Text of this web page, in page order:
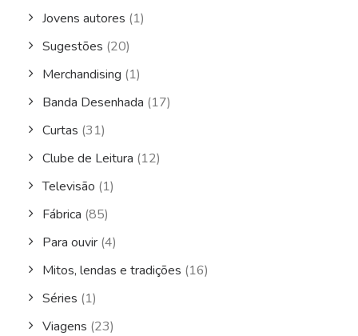
Jovens autores (1)
Sugestões (20)
Merchandising (1)
Banda Desenhada (17)
Curtas (31)
Clube de Leitura (12)
Televisão (1)
Fábrica (85)
Para ouvir (4)
Mitos, lendas e tradições (16)
Séries (1)
Viagens (23)